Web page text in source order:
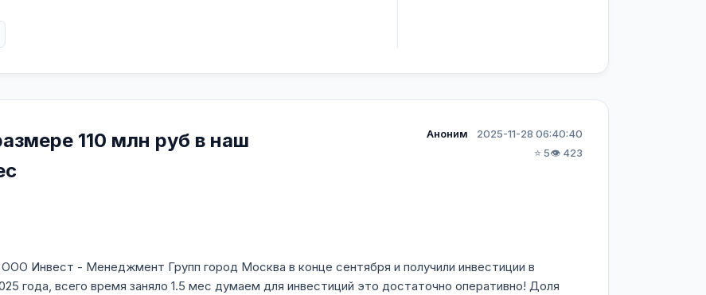
110 млн руб в наш
Аноним
2025-11-28 06:40:40
⭐ 5👁️ 423
Инвест - Менеджмент Групп город Москва в конце сентября и получили инвестиции в
года, всего время заняло 1.5 мес думаем для инвестиций это достаточно оперативно! Доля